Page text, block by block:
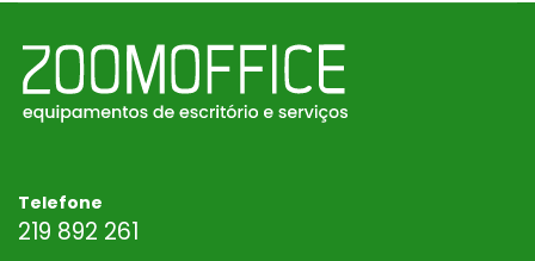
Telefone
219 892 261